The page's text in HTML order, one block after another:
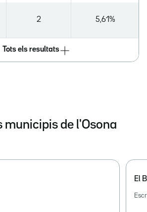
2 5,61%
Tots els resultats
municipis de l'Osona
El